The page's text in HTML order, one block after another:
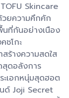
Skincare
ยความคึกคัก
นที่กันอย่างเนือง
ชโกะ
ร้างความสดใส
สุดอลังการ
เอกหนุ่มสุดฮอต
ด์ Joji Secret